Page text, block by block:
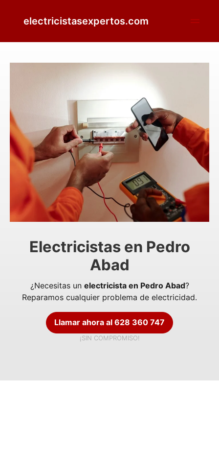
electricistasexpertos.com
Electricistas en Pedro
Abad
¿Necesitas un electricista en Pedro Abad?
Reparamos cualquier problema de electricidad.
Llamar ahora al 628 360 747
¡SIN COMPROMISO!